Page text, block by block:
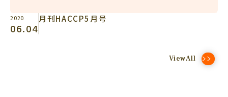
2020
06.04
月刊HACCP5月号
ViewAll